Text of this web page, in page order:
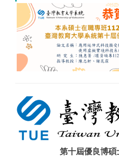
學系介紹
核心職能
師資陣容
教研成果
規章要點
第十屆優良博